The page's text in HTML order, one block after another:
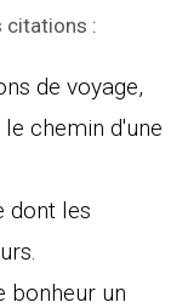
citations :
de voyage,
chemin d'une
dont les
bonheur un